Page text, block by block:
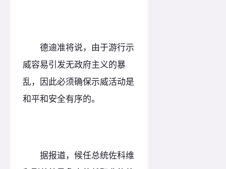
德迪准将说，由于游行示
威容易引发无政府主义的暴
乱，因此必须确保示威活动是
和平和安全有序的。
据报道，候任总统佐科维